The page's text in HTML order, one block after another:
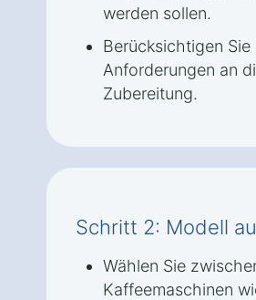
werden sollen.
Berücksichtigen
Anforderungen an
Zubereitung.
Schritt 2: Modell
Wählen Sie
Kaffeemaschinen